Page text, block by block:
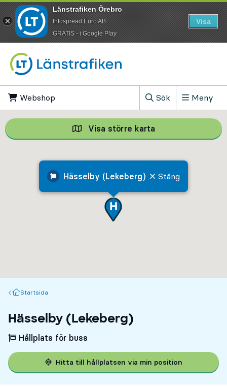
Webshop
Sök
, Visa sökfältet
Meny
Hässelby (Lekeberg) Stäng
Visa större karta Visa större
Startsida
Startsida
Hässelby (Lekeberg)
Hållplats för buss
Hitta till hållplatsen via min position
Länstrafiken Örebro
Infospread Euro AB
​GRATIS - i Google Play
Visa